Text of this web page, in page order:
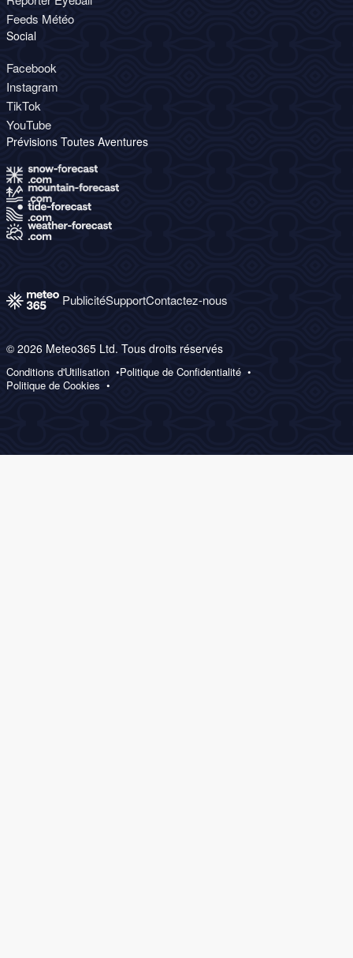
Feeds Météo
Social
Facebook
Instagram
TikTok
YouTube
Prévisions Toutes Aventures
PublicitéSupportContactez-nous
© 2026 Meteo365 Ltd. Tous droits réservés
Conditions d'Utilisation
Politique de Confidentialité
Politique de Cookies